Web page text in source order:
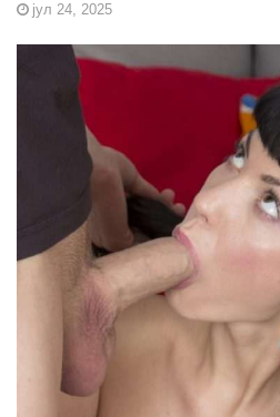
јул 24, 2025